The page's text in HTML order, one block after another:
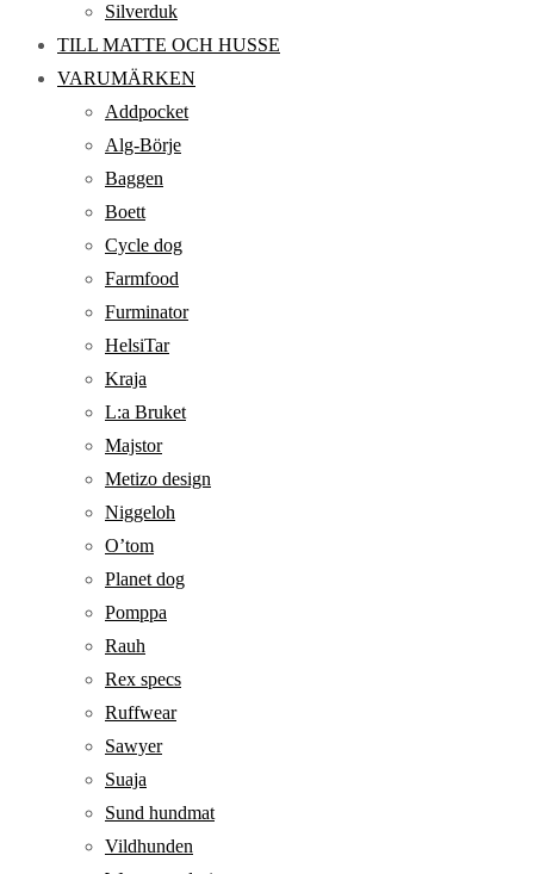
Silverduk
TILL MATTE OCH HUSSE
VARUMÄRKEN
Addpocket
Alg-Börje
Baggen
Boett
Cycle dog
Farmfood
Furminator
HelsiTar
Kraja
L:a Bruket
Majstor
Metizo design
Niggeloh
O’tom
Planet dog
Pomppa
Rauh
Rex specs
Ruffwear
Sawyer
Suaja
Sund hundmat
Vildhunden